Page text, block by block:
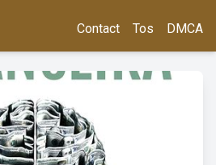
Contact Tos DMCA